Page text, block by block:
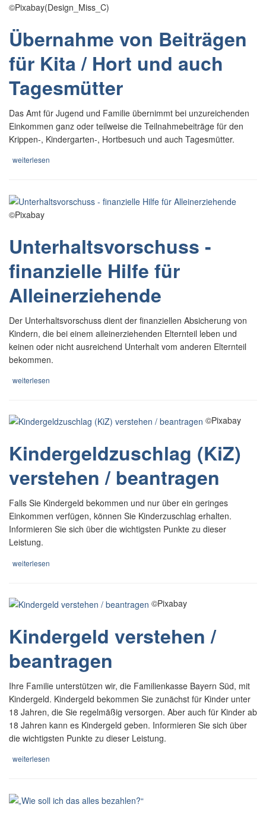
©Pixabay(Design_Miss_C)
Übernahme von Beiträgen
für Kita / Hort und auch
Tagesmütter
Das Amt für Jugend und Familie übernimmt bei unzureichenden
Einkommen ganz oder teilweise die Teilnahmebeiträge für den
Krippen-, Kindergarten-, Hortbesuch und auch Tagesmütter.
weiterlesen
©Pixabay
Unterhaltsvorschuss -
finanzielle Hilfe für
Alleinerziehende
Der Unterhaltsvorschuss dient der finanziellen Absicherung von
Kindern, die bei einem alleinerziehenden Elternteil leben und
keinen oder nicht ausreichend Unterhalt vom anderen Elternteil
bekommen.
weiterlesen
©Pixabay
Kindergeldzuschlag (KiZ)
verstehen / beantragen
Falls Sie Kindergeld bekommen und nur über ein geringes
Einkommen verfügen, können Sie Kinderzuschlag erhalten.
Informieren Sie sich über die wichtigsten Punkte zu dieser
Leistung.
weiterlesen
©Pixabay
Kindergeld verstehen /
beantragen
Ihre Familie unterstützen wir, die Familienkasse Bayern Süd, mit
Kindergeld. Kindergeld bekommen Sie zunächst für Kinder unter
18 Jahren, die Sie regelmäßig versorgen. Aber auch für Kinder ab
18 Jahren kann es Kindergeld geben. Informieren Sie sich über
die wichtigsten Punkte zu dieser Leistung.
weiterlesen